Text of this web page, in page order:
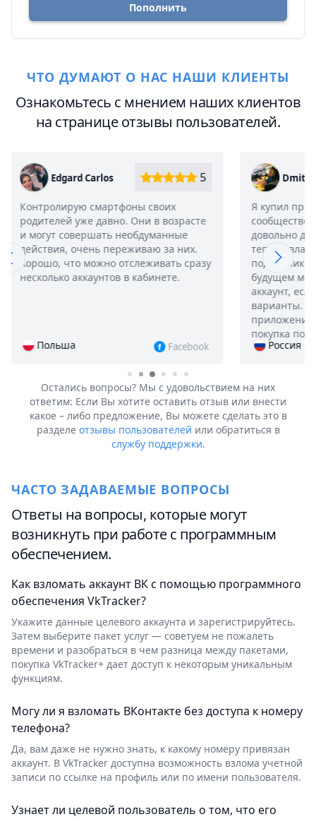
Пополнить
ЧТО ДУМАЮТ О НАС НАШИ КЛИЕНТЫ
Ознакомьтесь с мнением наших клиентов
на странице отзывы пользователей.
Dmitry
Я купил приложение, чтобы увести
сообщество ВКонтакте, которое
довольно давно забросили. Удалось,
теперь владею страницей на 40к
подписчиков, продаю рекламу :)) В
будущем может быть расширю
варианты. В общем и целом все на 5+,
Instagram
что
Остались вопросы? Мы с удовольствием на них
ответим: Если Вы хотите оставить отзыв или внести
какое – либо предложение, Вы можете сделать это в
разделе отзывы пользователей или обратиться в
службу поддержки.
ЧАСТО ЗАДАВАЕМЫЕ ВОПРОСЫ
Ответы на вопросы, которые могут
возникнуть при работе с программным
обеспечением.
Как взломать аккаунт ВК с помощью программного
обеспечения VkTracker?
Укажите данные целевого аккаунта и зарегистрируйтесь.
Затем выберите пакет услуг — советуем не пожалеть
времени и разобраться в чем разница между пакетами,
покупка VkTracker+ дает доступ к некоторым уникальным
функциям.
Могу ли я взломать ВКонтакте без доступа к номеру
телефона?
Да, вам даже не нужно знать, к какому номеру привязан
аккаунт. В VkTracker доступна возможность взлома учетной
записи по ссылке на профиль или по имени пользователя.
Узнает ли целевой пользователь о том, что его